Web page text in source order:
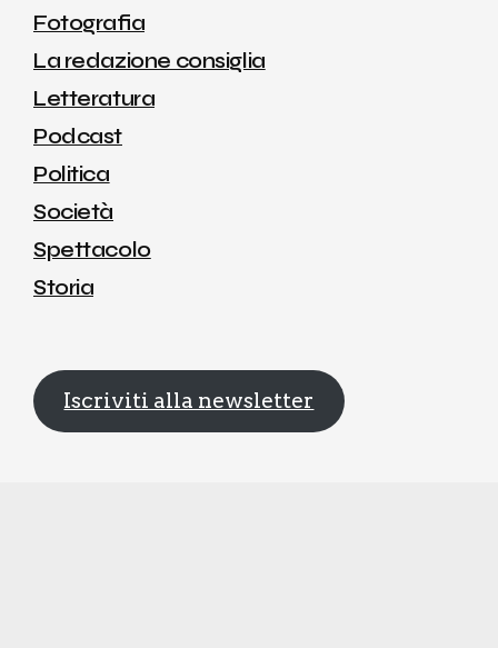
Fotografia
La redazione consiglia
Letteratura
Podcast
Politica
Società
Spettacolo
Storia
Iscriviti alla newsletter